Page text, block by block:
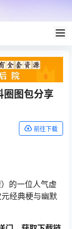
圈图包分享
前往下载
的一位人气虚
经典梗与幽默